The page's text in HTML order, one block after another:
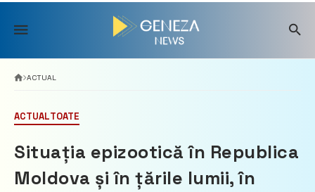
Skip
content
ACTUAL
ACTUALTOATE
Situația epizootică în Republica
Moldova și în țările lumii, în